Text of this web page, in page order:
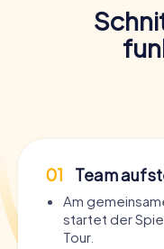
01 Team
Am
startet der
Tour.